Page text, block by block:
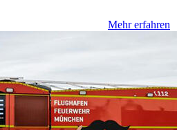
Mehr erfahren